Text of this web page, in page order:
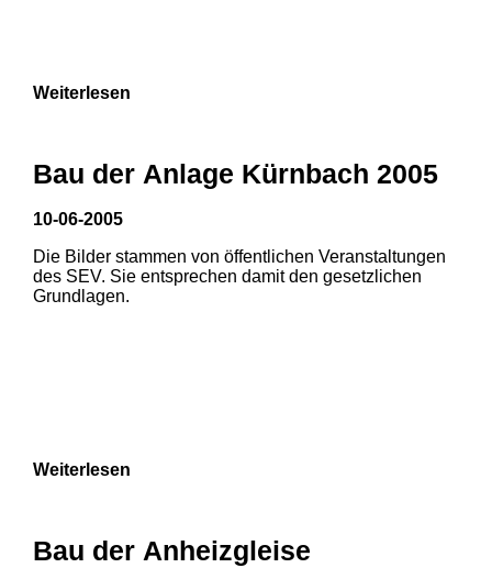
Weiterlesen
Bau der Anlage Kürnbach 2005
10-06-2005
Die Bilder stammen von öffentlichen Veranstaltungen
des SEV. Sie entsprechen damit den gesetzlichen
Grundlagen.
Weiterlesen
Bau der Anheizgleise